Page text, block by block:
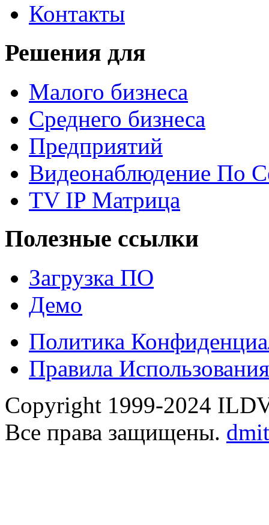
Контакты
Решения для
Малого бизнеса
Среднего бизнеса
Предприятий
Видеонаблюдение По
TV IP Матрица
Полезные ссылки
Загрузка ПО
Демо
Политика
Правила Использования
Copyright 1999-2024
Все права защищены.